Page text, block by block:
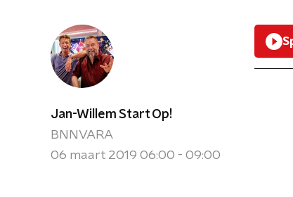
Jan-Willem Start Op!
BNNVARA
06 maart 2019 06:00 - 09:00